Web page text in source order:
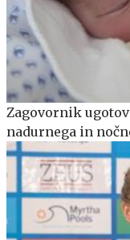
Zagovornik
nadurnega in